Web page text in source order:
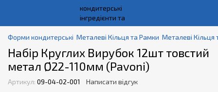
Форми кондитерські Металеві Кільця та Рамки Металеві Кільця
Набір Круглих Вирубок 12шт товстий
метал Ø22-110мм (Pavoni)
Артикул: 09-04-02-001 Написати відгук